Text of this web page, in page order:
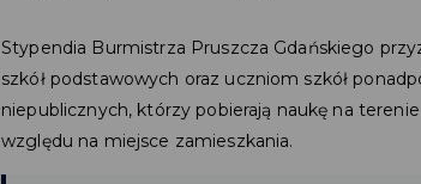
Stypendia Burmistrza Pruszcza Gdańskiego
szkół podstawowych oraz uczniom szkół
niepublicznych, którzy pobierają naukę na
względu na miejsce zamieszkania.